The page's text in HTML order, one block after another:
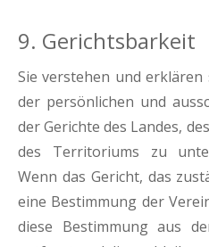
9. Gerichtsbarkeit
Sie verstehen und erklären
der persönlichen und
der Gerichte des Landes,
des Territoriums zu
Wenn das Gericht, das
eine Bestimmung der
diese Bestimmung aus